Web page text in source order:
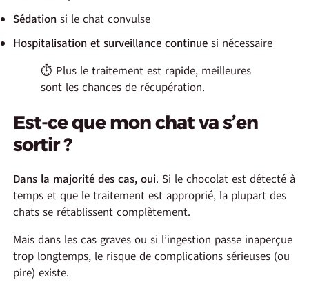
Sédation si le chat convulse
Hospitalisation et surveillance continue si nécessaire
⏱️ Plus le traitement est rapide, meilleures
sont les chances de récupération.
Est-ce que mon chat va s’en
sortir ?
Dans la majorité des cas, oui. Si le chocolat est détecté à
temps et que le traitement est approprié, la plupart des
chats se rétablissent complètement.
Mais dans les cas graves ou si l’ingestion passe inaperçue
trop longtemps, le risque de complications sérieuses (ou
pire) existe.